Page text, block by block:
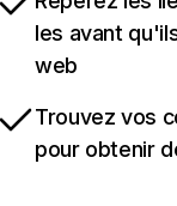
les avant
web
Trouvez vos
pour obtenir